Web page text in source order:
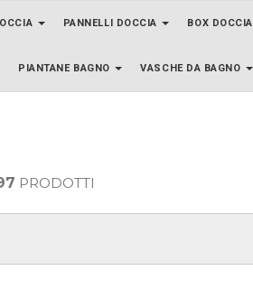
PANNELLI DOCCIA BOX DOCCIA
PIANTANE BAGNO VASCHE DA BAGNO
PRODOTTI